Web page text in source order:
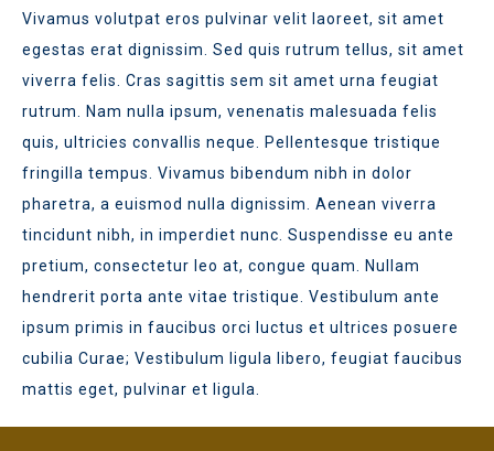
Vivamus volutpat eros pulvinar velit laoreet, sit amet
egestas erat dignissim. Sed quis rutrum tellus, sit amet
viverra felis. Cras sagittis sem sit amet urna feugiat
rutrum. Nam nulla ipsum, venenatis malesuada felis
quis, ultricies convallis neque. Pellentesque tristique
fringilla tempus. Vivamus bibendum nibh in dolor
pharetra, a euismod nulla dignissim. Aenean viverra
tincidunt nibh, in imperdiet nunc. Suspendisse eu ante
pretium, consectetur leo at, congue quam. Nullam
hendrerit porta ante vitae tristique. Vestibulum ante
ipsum primis in faucibus orci luctus et ultrices posuere
cubilia Curae; Vestibulum ligula libero, feugiat faucibus
mattis eget, pulvinar et ligula.